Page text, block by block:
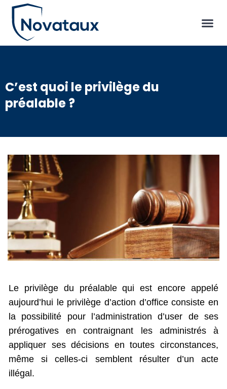
C’est quoi le privilège du
préalable ?
Le privilège du préalable qui est encore appelé
aujourd’hui le privilège d’action d’office consiste en
la possibilité pour l’administration d’user de ses
prérogatives en contraignant les administrés à
appliquer ses décisions en toutes circonstances,
même si celles-ci semblent résulter d’un acte
illégal.